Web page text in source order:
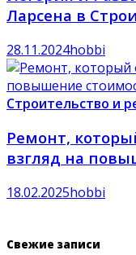
Ларсена в
28.11.2024hobbi
Строительство и
Ремонт,
взгляд на
18.02.2025hobbi
Свежие записи